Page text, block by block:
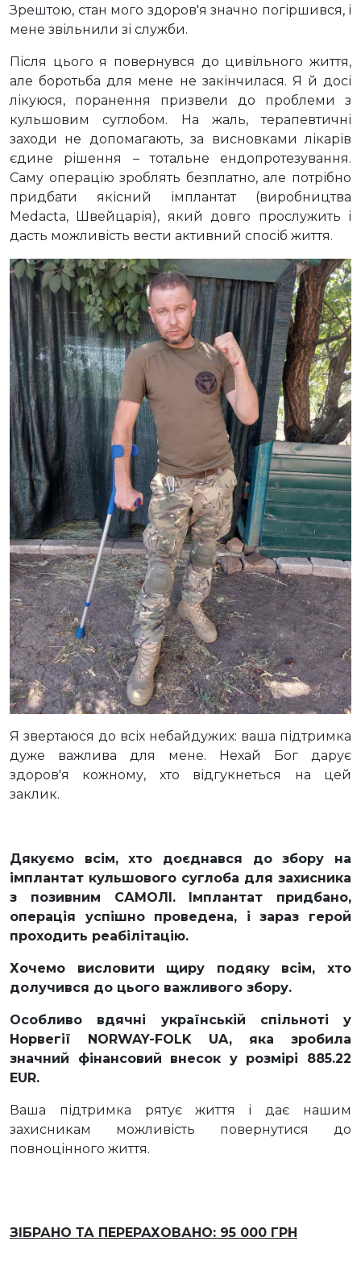
Зрештою, стан мого здоров'я значно погіршився, і
мене звільнили зі служби.
Після цього я повернувся до цивільного життя,
але боротьба для мене не закінчилася. Я й досі
лікуюся, поранення призвели до проблеми з
кульшовим суглобом. На жаль, терапевтичні
заходи не допомагають, за висновками лікарів
єдине рішення – тотальне ендопротезування.
Саму операцію зроблять безплатно, але потрібно
придбати якісний імплантат (виробництва
Medacta, Швейцарія), який довго прослужить і
дасть можливість вести активний спосіб життя.
Я звертаюся до всіх небайдужих: ваша підтримка
дуже важлива для мене. Нехай Бог дарує
здоров'я кожному, хто відгукнеться на цей
заклик.
Дякуємо всім, хто доєднався до збору на
імплантат кульшового суглоба для захисника
з позивним САМОЛІ. Імплантат придбано,
операція успішно проведена, і зараз герой
проходить реабілітацію.
Хочемо висловити щиру подяку всім, хто
долучився до цього важливого збору.
Особливо вдячні українській спільноті у
Норвегії NORWAY-FOLK UA, яка зробила
значний фінансовий внесок у розмірі 885.22
EUR.
Ваша підтримка рятує життя і дає нашим
захисникам можливість повернутися до
повноцінного життя.
ЗІБРАНО ТА ПЕРЕРАХОВАНО: 95 000 ГРН